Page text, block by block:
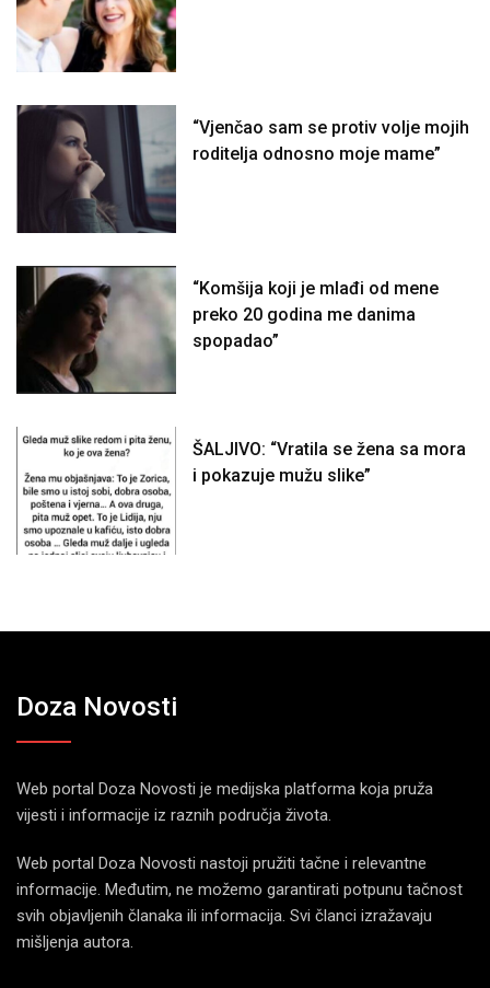
“Vjenčao sam se protiv volje mojih
roditelja odnosno moje mame”
“Komšija koji je mlađi od mene
preko 20 godina me danima
spopadao”
ŠALJIVO: “Vratila se žena sa mora
i pokazuje mužu slike”
Doza Novosti
Web portal Doza Novosti je medijska platforma koja pruža
vijesti i informacije iz raznih područja života.
Web portal Doza Novosti nastoji pružiti tačne i relevantne
informacije. Međutim, ne možemo garantirati potpunu tačnost
svih objavljenih članaka ili informacija. Svi članci izražavaju
mišljenja autora.